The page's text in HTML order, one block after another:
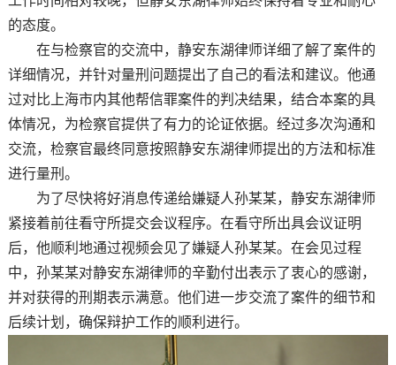
的态度。
在与检察官的交流中，静安东湖律师详细了解了案件的
详细情况，并针对量刑问题提出了自己的看法和建议。他通
过对比上海市内其他帮信罪案件的判决结果，结合本案的具
体情况，为检察官提供了有力的论证依据。经过多次沟通和
交流，检察官最终同意按照静安东湖律师提出的方法和标准
进行量刑。
为了尽快将好消息传递给嫌疑人孙某某，静安东湖律师
紧接着前往看守所提交会议程序。在看守所出具会议证明
后，他顺利地通过视频会见了嫌疑人孙某某。在会见过程
中，孙某某对静安东湖律师的辛勤付出表示了衷心的感谢，
并对获得的刑期表示满意。他们进一步交流了案件的细节和
后续计划，确保辩护工作的顺利进行。